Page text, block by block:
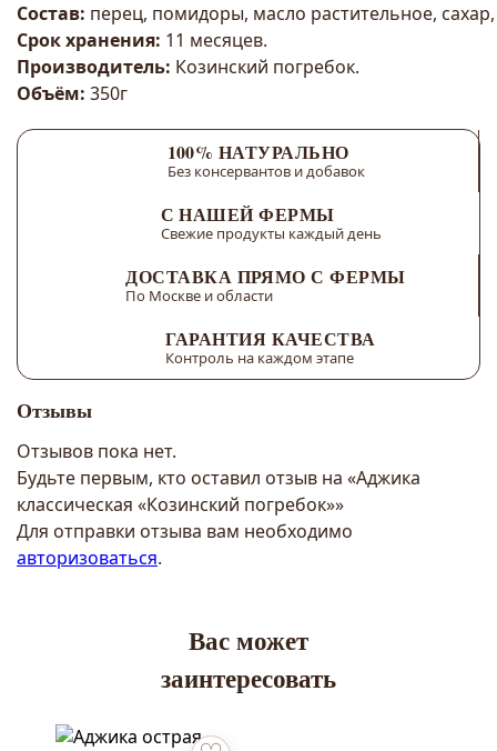
Состав: перец, помидоры, масло растительное,
Срок хранения: 11 месяцев.
Производитель: Козинский погребок.
Объём: 350г
100% НАТУРАЛЬНО
Без консервантов и добавок
С НАШЕЙ ФЕРМЫ
Свежие продукты каждый день
ДОСТАВКА ПРЯМО С ФЕРМЫ
По Москве и области
ГАРАНТИЯ КАЧЕСТВА
Контроль на каждом этапе
Отзывы
Отзывов пока нет.
Будьте первым, кто оставил отзыв на «Аджика
классическая «Козинский погребок»»
Для отправки отзыва вам необходимо
авторизоваться.
Вас может
заинтересовать